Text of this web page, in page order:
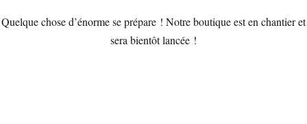
Quelque chose d’énorme se prépare ! Notre boutique est en chantier et
sera bientôt lancée !